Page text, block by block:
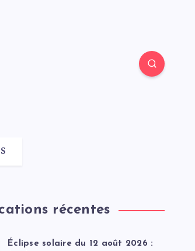
récentes
Éclipse solaire du 12 août 2026 :